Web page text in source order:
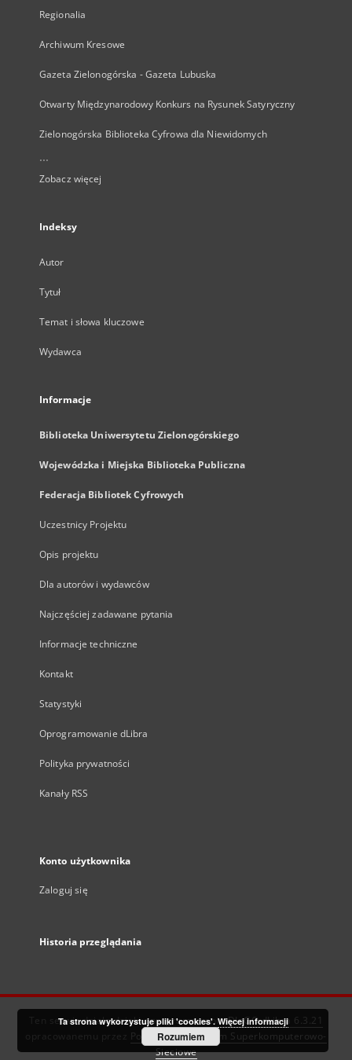
Regionalia
Archiwum Kresowe
Gazeta Zielonogórska - Gazeta Lubuska
Otwarty Międzynarodowy Konkurs na Rysunek Satyryczny
Zielonogórska Biblioteka Cyfrowa dla Niewidomych
...
Zobacz więcej
Indeksy
Autor
Tytuł
Temat i słowa kluczowe
Wydawca
Informacje
Biblioteka Uniwersytetu Zielonogórskiego
Wojewódzka i Miejska Biblioteka Publiczna
Federacja Bibliotek Cyfrowych
Uczestnicy Projektu
Opis projektu
Dla autorów i wydawców
Najczęściej zadawane pytania
Informacje techniczne
Kontakt
Statystyki
Oprogramowanie dLibra
Polityka prywatności
Kanały RSS
Konto użytkownika
Zaloguj się
Historia przeglądania
Ten serwis działa dzięki oprogramowaniuDInGO dLibra 6.3.21
Poznańskie Centrum Superkomputerowo-
Sieciowe
Ta strona wykorzystuje pliki 'cookies'. Więcej informacji
Rozumiem